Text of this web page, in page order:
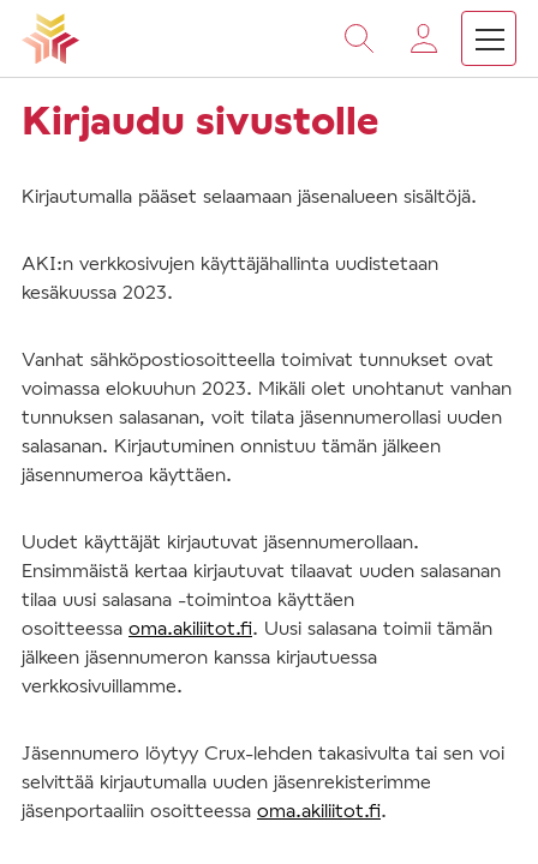
Vieritä
sisältöön
Kirjaudu sivustolle
Kirjautumalla pääset selaamaan jäsenalueen sisältöjä.
AKI:n verkkosivujen käyttäjähallinta uudistetaan
kesäkuussa 2023.
Vanhat sähköpostiosoitteella toimivat tunnukset ovat
voimassa elokuuhun 2023. Mikäli olet unohtanut vanhan
tunnuksen salasanan, voit tilata jäsennumerollasi uuden
salasanan. Kirjautuminen onnistuu tämän jälkeen
jäsennumeroa käyttäen.
Uudet käyttäjät kirjautuvat jäsennumerollaan.
Ensimmäistä kertaa kirjautuvat tilaavat uuden salasanan
tilaa uusi salasana -toimintoa käyttäen
osoitteessa oma.akiliitot.fi. Uusi salasana toimii tämän
jälkeen jäsennumeron kanssa kirjautuessa
verkkosivuillamme.
Jäsennumero löytyy Crux-lehden takasivulta tai sen voi
selvittää kirjautumalla uuden jäsenrekisterimme
jäsenportaaliin osoitteessa oma.akiliitot.fi.